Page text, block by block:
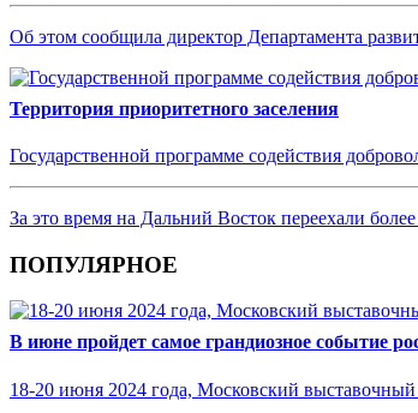
Об этом сообщила директор Департамента
Территория приоритетного заселения
Государственной программе содействия
За это время на Дальний Восток переехали
ПОПУЛЯРНОЕ
В июне пройдет самое грандиозное событие
18-20 июня 2024 года, Московский